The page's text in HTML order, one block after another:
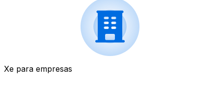
Xe para empresas